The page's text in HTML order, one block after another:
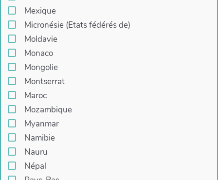
Mexique
Micronésie (Etats fédérés de)
Moldavie
Monaco
Mongolie
Montserrat
Maroc
Mozambique
Myanmar
Namibie
Nauru
Népal